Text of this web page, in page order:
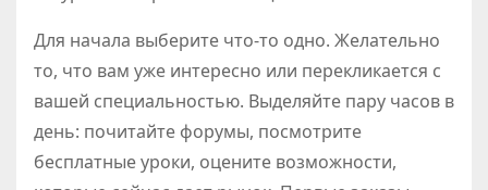
Для начала выберите что-то одно. Желательно
то, что вам уже интересно или перекликается с
вашей специальностью. Выделяйте пару часов в
день: почитайте форумы, посмотрите
бесплатные уроки, оцените возможности,